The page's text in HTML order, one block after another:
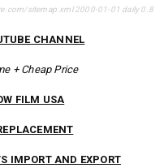
sitemap.xml 2000-01-01 daily 0.8
CHANNEL
+ Cheap Price
FILM USA
IMPORT AND EXPORT